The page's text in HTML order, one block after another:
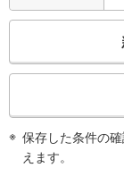
検
保存した条件の
えます。